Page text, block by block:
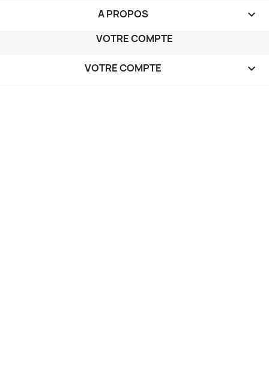
A PROPOS 
VOTRE COMPTE
VOTRE COMPTE 